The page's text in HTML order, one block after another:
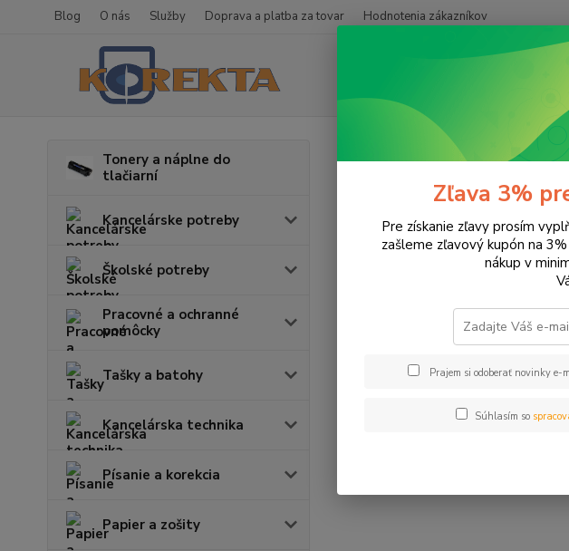
Blog O nás Služby Doprava a platba za tovar Hodnotenia zákazníkov
Tonery a náplne do
tlačiarní
Kancelárske potreby
Školské potreby
Pracovné a ochranné
pomôcky
Tašky a batohy
Kancelárska technika
Písanie a korekcia
Papier a zošity
Tonery a náplne do tlačiarní
Page Pro 1350
V tejto kategórii nebol nájdený
Zľava 3%
Pre získanie zľavy prosím
zašleme zľavový kupón na
nákup v
Prajem si odoberať novinky e-
Súhlasím so